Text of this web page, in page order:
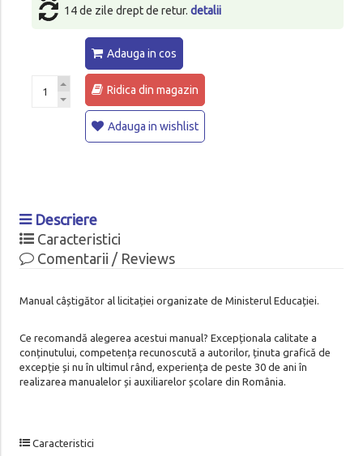
14 de zile drept de retur. detalii
Adauga in cos
Ridica din magazin
Adauga in wishlist
Descriere
Caracteristici
Comentarii / Reviews
Manual câștigător al licitației organizate de Ministerul Educației.
Ce recomandă alegerea acestui manual? Excepționala calitate a
conținutului, competența recunoscută a autorilor, ținuta grafică de
excepție și nu în ultimul rând, experiența de peste 30 de ani în
realizarea manualelor și auxiliarelor școlare din România.
Caracteristici